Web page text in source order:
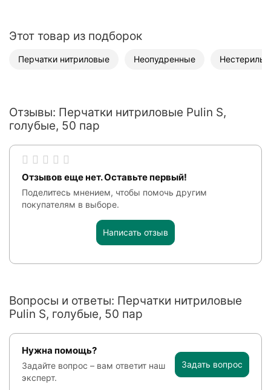
Этот товар из подборок
Перчатки нитриловые Неопудренные
Отзывы: Перчатки нитриловые Pulin S,
голубые, 50 пар
Отзывов еще нет. Оставьте первый!
Поделитесь мнением, чтобы помочь другим
покупателям в выборе.
Написать отзыв
Вопросы и ответы: Перчатки нитриловые
Pulin S, голубые, 50 пар
Нужна помощь?
Задайте вопрос – вам ответит наш
эксперт.
Задать вопрос